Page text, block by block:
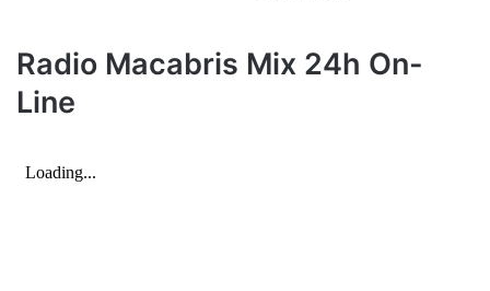
Radio Macabris Mix 24h On-
Line